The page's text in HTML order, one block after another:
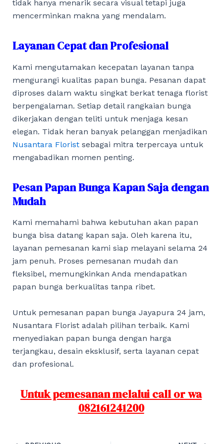
tidak hanya menarik secara visual tetapi juga
mencerminkan makna yang mendalam.
Layanan Cepat dan Profesional
Kami mengutamakan kecepatan layanan tanpa
mengurangi kualitas papan bunga. Pesanan dapat
diproses dalam waktu singkat berkat tenaga florist
berpengalaman. Setiap detail rangkaian bunga
dikerjakan dengan teliti untuk menjaga kesan
elegan. Tidak heran banyak pelanggan menjadikan
Nusantara Floristsebagai mitra terpercaya untuk
mengabadikan momen penting.
Pesan Papan Bunga Kapan Saja dengan
Mudah
Kami memahami bahwa kebutuhan akan papan
bunga bisa datang kapan saja. Oleh karena itu,
layanan pemesanan kami siap melayani selama 24
jam penuh. Proses pemesanan mudah dan
fleksibel, memungkinkan Anda mendapatkan
papan bunga berkualitas tanpa ribet.
Untuk pemesanan papan bunga Jayapura 24 jam,
Nusantara Florist adalah pilihan terbaik. Kami
menyediakan papan bunga dengan harga
terjangkau, desain eksklusif, serta layanan cepat
dan profesional.
Untuk pemesanan melalui call or wa
082161241200